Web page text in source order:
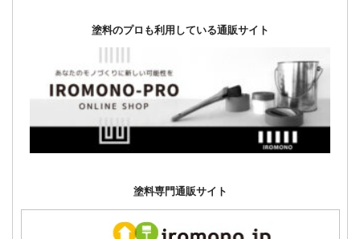
塗料のプロも利用している通販サイト
塗料専門通販サイト